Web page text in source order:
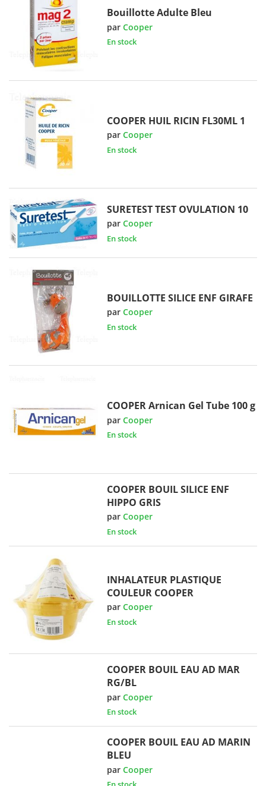
Bouillotte Adulte Bleu
parCooper
En stock
COOPER HUIL RICIN FL30ML 1
parCooper
En stock
SURETEST TEST OVULATION 10
parCooper
En stock
BOUILLOTTE SILICE ENF GIRAFE
parCooper
En stock
COOPER Arnican Gel Tube 100 g
parCooper
En stock
COOPER BOUIL SILICE ENF
HIPPO GRIS
parCooper
En stock
INHALATEUR PLASTIQUE
COULEUR COOPER
parCooper
En stock
COOPER BOUIL EAU AD MAR
RG/BL
parCooper
En stock
COOPER BOUIL EAU AD MARIN
BLEU
parCooper